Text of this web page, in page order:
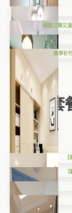
細路又瞓又
換季衫
套